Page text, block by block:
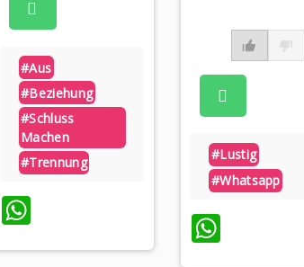
#aus
#beziehung
#schluss
Machen
#trennung
WhatsApp
#lustig
#whatsapp